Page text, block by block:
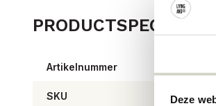
Deze
Artikelnummer
SKU